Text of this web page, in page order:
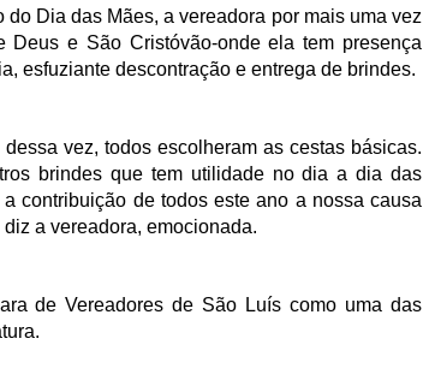
Dia das Mães, a vereadora por mais uma vez
e São Cristóvão-onde ela tem presença
esfuziante descontração e entrega de brindes.
vez, todos escolheram as cestas básicas.
brindes que tem utilidade no dia a dia das
contribuição de todos este ano a nossa causa
a vereadora, emocionada.
de Vereadores de São Luís como uma das